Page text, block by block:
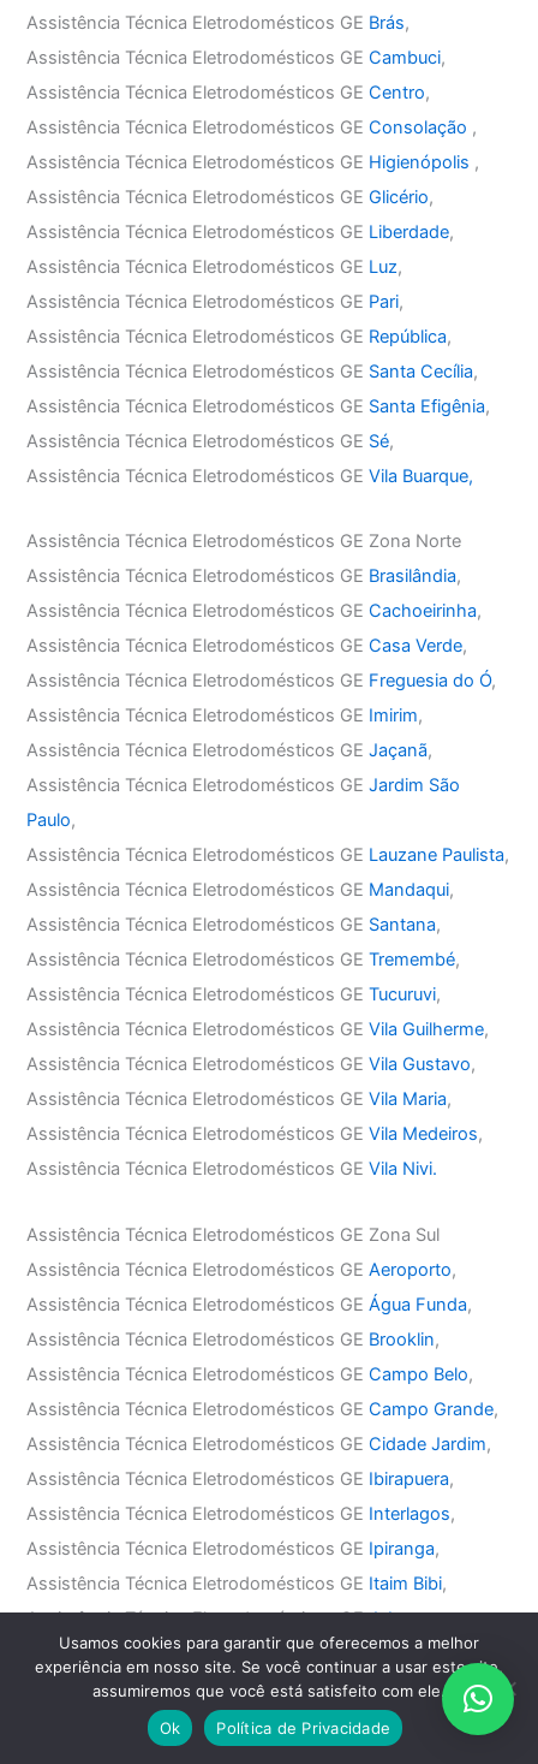
Assistência Técnica Eletrodomésticos GE Brás,
Assistência Técnica Eletrodomésticos GECambuci,
Assistência Técnica Eletrodomésticos GECentro,
Assistência Técnica Eletrodomésticos GEConsolação ,
Assistência Técnica Eletrodomésticos GE Higienópolis ,
Assistência Técnica Eletrodomésticos GEGlicério,
Assistência Técnica Eletrodomésticos GE Liberdade,
Assistência Técnica Eletrodomésticos GE Luz,
Assistência Técnica Eletrodomésticos GE Pari,
Assistência Técnica Eletrodomésticos GE República,
Assistência Técnica Eletrodomésticos GE Santa Cecília,
Assistência Técnica Eletrodomésticos GE Santa Efigênia,
Assistência Técnica Eletrodomésticos GE Sé,
Assistência Técnica Eletrodomésticos GEVila Buarque,
Assistência Técnica Eletrodomésticos GE Zona Norte
Assistência Técnica Eletrodomésticos GE Brasilândia,
Assistência Técnica Eletrodomésticos GECachoeirinha,
Assistência Técnica Eletrodomésticos GECasa Verde,
Assistência Técnica Eletrodomésticos GE Freguesia do Ó,
Assistência Técnica Eletrodomésticos GE Imirim,
Assistência Técnica Eletrodomésticos GEJaçanã,
Assistência Técnica Eletrodomésticos GEJardim São
Paulo,
Assistência Técnica Eletrodomésticos GE Lauzane Paulista,
Assistência Técnica Eletrodomésticos GE Mandaqui,
Assistência Técnica Eletrodomésticos GE Santana,
Assistência Técnica Eletrodomésticos GETremembé,
Assistência Técnica Eletrodomésticos GETucuruvi,
Assistência Técnica Eletrodomésticos GEVila Guilherme,
Assistência Técnica Eletrodomésticos GEVila Gustavo,
Assistência Técnica Eletrodomésticos GEVila Maria,
Assistência Técnica Eletrodomésticos GEVila Medeiros,
Assistência Técnica Eletrodomésticos GEVila Nivi.
Assistência Técnica Eletrodomésticos GE Zona Sul
Assistência Técnica Eletrodomésticos GEAeroporto,
Assistência Técnica Eletrodomésticos GEÁgua Funda,
Assistência Técnica Eletrodomésticos GE Brooklin,
Assistência Técnica Eletrodomésticos GECampo Belo,
Assistência Técnica Eletrodomésticos GECampo Grande,
Assistência Técnica Eletrodomésticos GECidade Jardim,
Assistência Técnica Eletrodomésticos GE Ibirapuera,
Assistência Técnica Eletrodomésticos GE Interlagos,
Assistência Técnica Eletrodomésticos GE Ipiranga,
Assistência Técnica Eletrodomésticos GE Itaim Bibi,
Assistência Técnica Eletrodomésticos GEJabaquara,
Assistência Técnica Eletrodomésticos GEJardim América
Assistência Técnica Eletrodomésticos GEJardim Europa,
Assistência Técnica Eletrodomésticos GEJardim Paulista
Usamos cookies para garantir que oferecemos a melhor
experiência em nosso site. Se você continuar a usar este site,
assumiremos que você está satisfeito com ele.
Ok
Política de Privacidade